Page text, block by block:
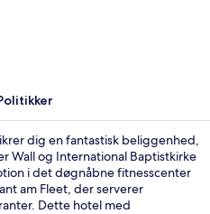
dig en fantastisk beliggenhed,
Wall og International Baptistkirke
i det døgnåbne fitnesscenter
am Fleet, der serverer
Dette hotel med